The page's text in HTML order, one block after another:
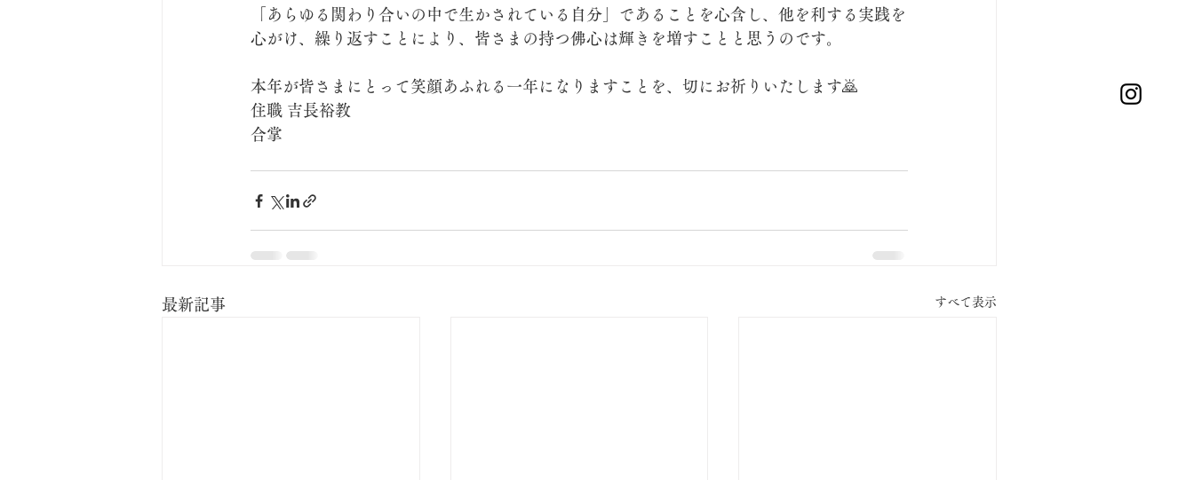
「あらゆる関わり合いの中で生かされている自分」であることを心含し、他を利する実践を
心がけ、繰り返すことにより、皆さまの持つ佛心は輝きを増すことと思うのです。
本年が皆さまにとって笑顔あふれる一年になりますことを、切にお祈りいたします🙇
住職 吉長裕教
合掌
最新記事 すべて表示